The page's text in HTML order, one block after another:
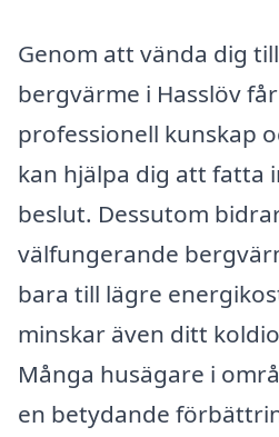
Genom att vända dig
bergvärme i Hasslöv
professionell kunskap
kan hjälpa dig att fatta
beslut. Dessutom
välfungerande
bara till lägre
minskar även ditt
Många husägare i
en betydande